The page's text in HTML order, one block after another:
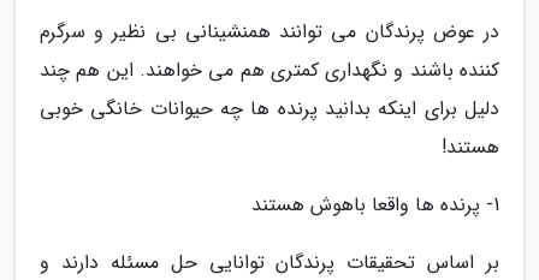
در عوض پرندگان می توانند همنشینانی بی نظیر و سرگرم
کننده باشند و نگهداری کمتری هم می خواهند. این هم چند
دلیل برای اینکه بدانید پرنده ها چه حیوانات خانگی خوبی
هستند!
1- پرنده ها واقعا باهوش هستند
بر اساس تحقیقات پرندگان توانایی حل مسئله دارند و